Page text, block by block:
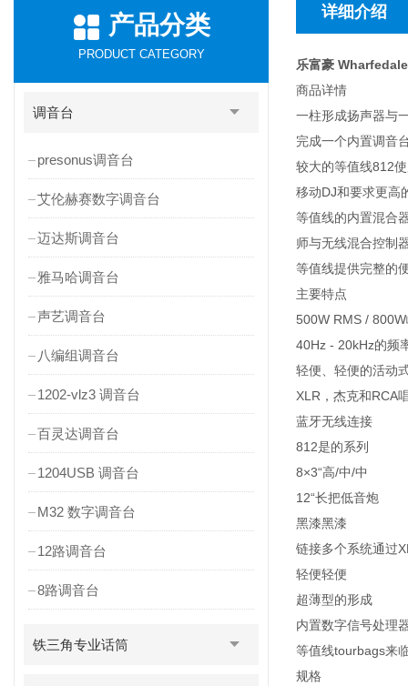
产品分类
PRODUCT CATEGORY
调音台
presonus调音台
艾伦赫赛数字调音台
迈达斯调音台
雅马哈调音台
声艺调音台
八编组调音台
1202-vlz3 调音台
百灵达调音台
1204USB 调音台
M32 数字调音台
12路调音台
8路调音台
铁三角专业话筒
详细介绍
乐富豪
商品详情
一柱形成扬声器与
完成一个内置调音
较大的等值线812
移动DJ和要求更高
等值线的内置混合
师与无线混合控制
等值线提供完整的
主要特点
500W RMS /
40Hz - 20kHz的频
轻便、轻便的活动
XLR，杰克和RCA
蓝牙无线连接
812是的系列
8×3“高/中/中
12“长把低音炮
黑漆黑漆
链接多个系统通过
轻便轻便
超薄型的形成
内置数字信号处理
等值线tourbags来
规格